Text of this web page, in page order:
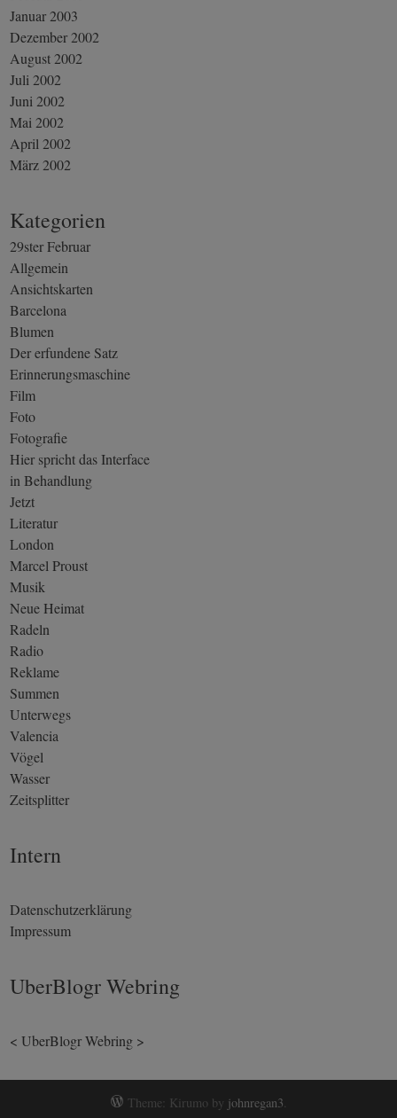
Januar 2003
Dezember 2002
August 2002
Juli 2002
Juni 2002
Mai 2002
April 2002
März 2002
Kategorien
29ster Februar
Allgemein
Ansichtskarten
Barcelona
Blumen
Der erfundene Satz
Erinnerungsmaschine
Film
Foto
Fotografie
Hier spricht das Interface
in Behandlung
Jetzt
Literatur
London
Marcel Proust
Musik
Neue Heimat
Radeln
Radio
Reklame
Summen
Unterwegs
Valencia
Vögel
Wasser
Zeitsplitter
Intern
Datenschutzerklärung
Impressum
UberBlogr Webring
< UberBlogr Webring >
Theme: Kirumo by johnregan3